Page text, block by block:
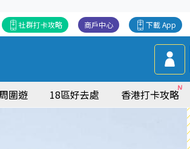
下載 App
商戶中心
社群打卡攻略
圍遊 18區好去處 香港打卡攻略